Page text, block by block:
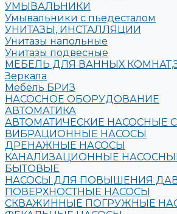
УМЫВАЛЬНИКИ
Умывальники с пьедесталом
УНИТАЗЫ, ИНСТАЛЛЯЦИИ
Унитазы напольные
Унитазы подвесные
МЕБЕЛЬ ДЛЯ ВАННЫХ
Зеркала
Мебель БРИЗ
НАСОСНОЕ ОБОРУДОВАНИЕ
АВТОМАТИКА
АВТОМАТИЧЕСКИЕ НАСОСНЫЕ
ВИБРАЦИОННЫЕ НАСОСЫ
ДРЕНАЖНЫЕ НАСОСЫ
КАНАЛИЗАЦИОННЫЕ
БЫТОВЫЕ
НАСОСЫ ДЛЯ ПОВЫШЕНИЯ
ПОВЕРХНОСТНЫЕ НАСОСЫ
СКВАЖИННЫЕ ПОГРУЖНЫЕ